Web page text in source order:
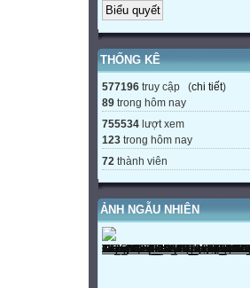
THỐNG KÊ
577196 truy cập (chi tiết)
89 trong hôm nay
755534 lượt xem
123 trong hôm nay
72 thành viên
ẢNH NGẪU NHIÊN